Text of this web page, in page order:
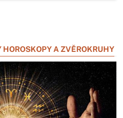
A ZVĚROKRUHY